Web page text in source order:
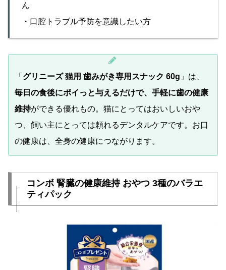
ん
・口腔トラブル予防を意識したい方
「 グリニーズ 猫用 歯みがき専用スナック 60g 」は、
毎日の食後にポイっと与えるだけで、手軽に歯の健康
維持ができる優れもの。猫にとってはおいしいおや
つ、飼い主にとっては頼れるデンタルケアです。お口
の健康は、全身の健康につながります。
コンボ 腎臓の健康維持 おやつ 3種のバラエ
ティパック